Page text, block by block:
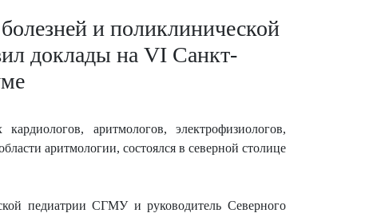
и поликлинической
доклады на VI Санкт-
аритмологов, электрофизиологов,
аритмологии, состоялся в северной столице
педиатрии СГМУ и руководитель Северного